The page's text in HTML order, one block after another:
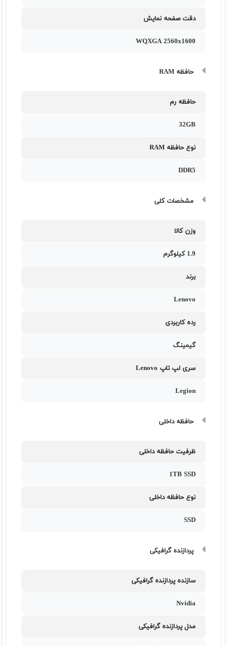
دقت صفحه نمایش
WQXGA 2560x1600
حافظه RAM
حافظه رم
32GB
نوع حافظه RAM
DDR5
مشخصات کلی
وزن کالا
1.9 کیلوگرم
برند
Lenovo
رده کاربردی
گیمینگ
سری لپ تاپ Lenovo
Legion
حافظه داخلی
ظرفیت حافظه داخلی
1TB SSD
نوع حافظه داخلی
SSD
پردازنده گرافیکی
سازنده پردازنده گرافیکی
Nvidia
مدل پردازنده گرافیکی